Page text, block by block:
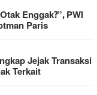
Enggak?”, PWI
Paris
Jejak Transaksi
Terkait